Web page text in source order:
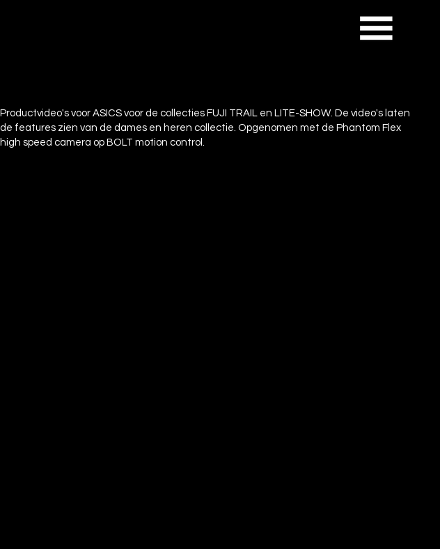
Productvideo's voor ASICS voor de collecties FUJI TRAIL en LITE-SHOW. De video's laten
de features zien van de dames en heren collectie. Opgenomen met de Phantom Flex
high speed camera op BOLT motion control.